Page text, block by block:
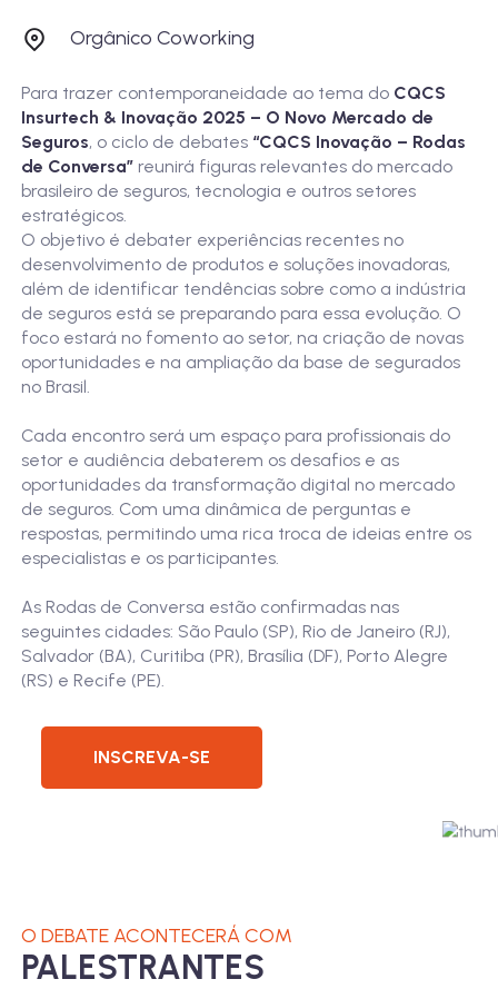
Orgânico Coworking
Para trazer contemporaneidade ao tema do CQCS
Insurtech & Inovação 2025 – O Novo Mercado de
Seguros, o ciclo de debates “CQCS Inovação – Rodas
de Conversa”reunirá figuras relevantes do mercado
brasileiro de seguros, tecnologia e outros setores
estratégicos.
O objetivo é debater experiências recentes no
desenvolvimento de produtos e soluções inovadoras,
além de identificar tendências sobre como a indústria
de seguros está se preparando para essa evolução. O
foco estará no fomento ao setor, na criação de novas
oportunidades e na ampliação da base de segurados
no Brasil.
Cada encontro será um espaço para profissionais do
setor e audiência debaterem os desafios e as
oportunidades da transformação digital no mercado
de seguros. Com uma dinâmica de perguntas e
respostas, permitindo uma rica troca de ideias entre os
especialistas e os participantes.
As Rodas de Conversa estão confirmadas nas
seguintes cidades: São Paulo (SP), Rio de Janeiro (RJ),
Salvador (BA), Curitiba (PR), Brasília (DF), Porto Alegre
(RS) e Recife (PE).
INSCREVA-SE
O DEBATE ACONTECERÁ COM
PALESTRANTES